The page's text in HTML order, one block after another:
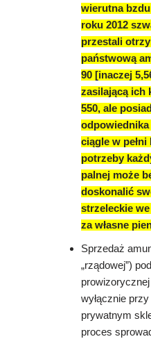
wierutna
roku 2012
przestali
państwową
90 [inaczej
zasilającą ich
550, ale
odpowiednika
ciągle w
potrzeby
palnej może
doskonalić
strzeleckie we
za własne
Sprzedaż
„rządowej”)
prowizorycznej
wyłącznie
prywatnym
proces